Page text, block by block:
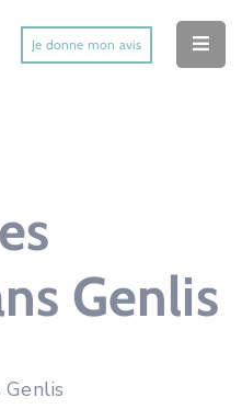
Je donne mon avis
Genlis